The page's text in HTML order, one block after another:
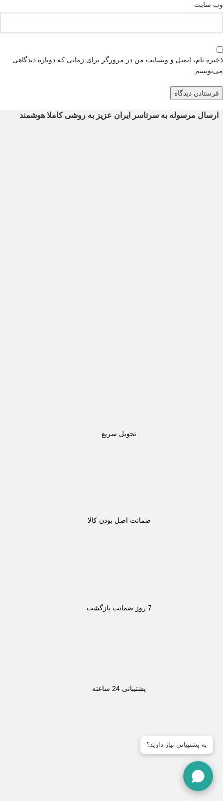
وب‌ سایت
ذخیره نام، ایمیل و وبسایت من در مرورگر برای زمانی که دوباره دیدگاهی
می‌نویسم.
ارسال مرسوله به سرتاسر ایران عزیز به روشی کاملا هوشمند
تحویل سریع
ضمانت اصل بودن کالا
7 روز ضمانت بازگشت
پشتیبانی 24 ساعته
به پشتیبانی نیاز دارید؟